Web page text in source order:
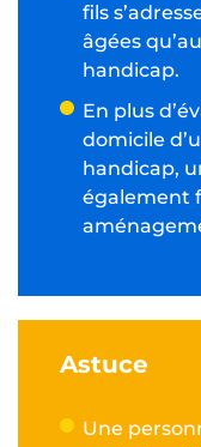
fils
âgées
handicap.
En plus
domicile
handicap,
également
Astuce
Une